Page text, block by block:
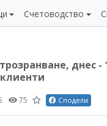
Счетоводство
днес
75 Сподели